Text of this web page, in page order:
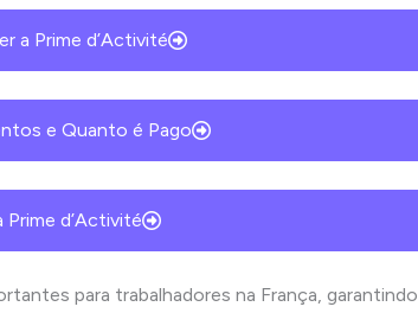
a Prime d’Activité
e Quanto é Pago
d’Activité
para trabalhadores na França, garantindo